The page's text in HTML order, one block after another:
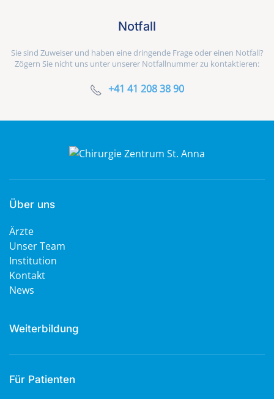
Notfall
Sie sind Zuweiser und haben eine dringende Frage oder einen Notfall?
Zögern Sie nicht uns unter unserer Notfallnummer zu kontaktieren:
+41 41 208 38 90
Über uns
Ärzte
Unser Team
Institution
Kontakt
News
Weiterbildung
Für Patienten